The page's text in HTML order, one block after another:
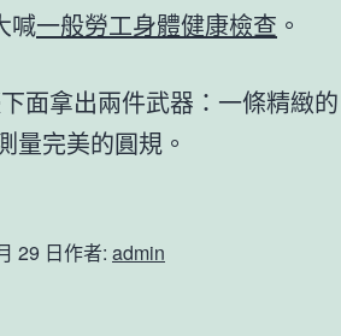
喊一般勞工身體健康檢查 。
面拿出兩件武器：一條精緻的
量完美的圓規。
29 日作者: admin